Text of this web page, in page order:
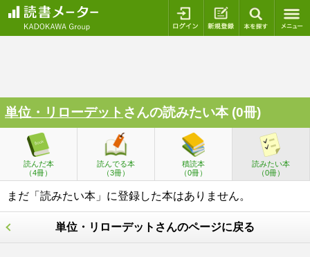
ログイン 新規登録
単位・リローデット さんの読みたい本 (0冊)
読んだ本
（4冊）
読んでる本
（3冊）
積読本
（0冊）
読みたい本
（0冊）
まだ「読みたい本」に登録した本はありません。
単位・リローデットさんのページに戻る